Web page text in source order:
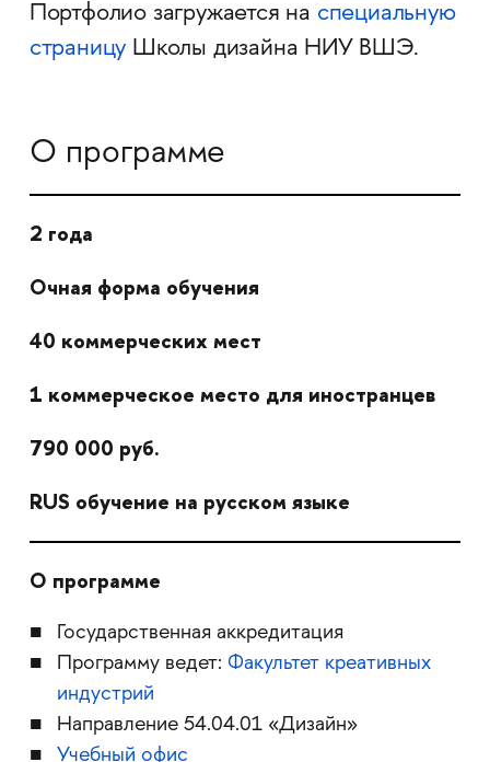
Портфолио загружается на специальную
страницу Школы дизайна НИУ ВШЭ.
О программе
2 года
Очная форма обучения
40 коммерческих мест
1 коммерческое место для иностранцев
790 000 руб.
RUS обучение на русском языке
О программе
Государственная аккредитация
Программу ведет: Факультет креативных
индустрий
Направление 54.04.01 «Дизайн»
Учебный офис